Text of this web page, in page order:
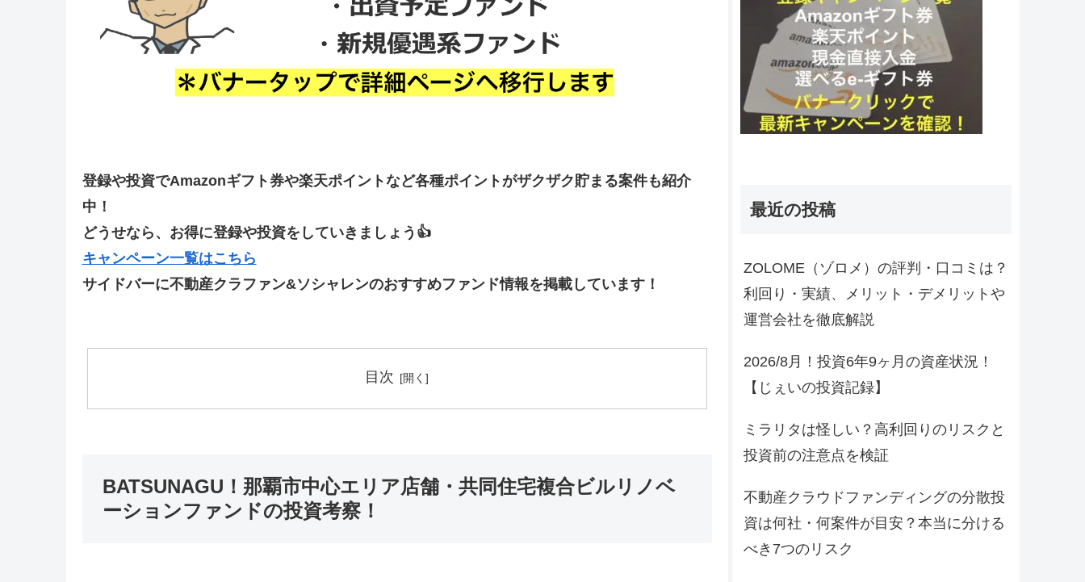
登録や投資でAmazonギフト券や楽天ポイントなど各種ポイントがザクザク貯まる案件も紹介
中！
どうせなら、お得に登録や投資をしていきましょう👍
キャンペーン一覧はこちら
サイドバーに不動産クラファン&ソシャレンのおすすめファンド情報を掲載しています！
目次
BATSUNAGU！那覇市中心エリア店舗・共同住宅複合ビルリノベ
ーションファンドの投資考察！
最近の投稿
ZOLOME（ゾロメ）の評判・口コミは？
利回り・実績、メリット・デメリットや
運営会社を徹底解説
2026/8月！投資6年9ヶ月の資産状況！
【じぇいの投資記録】
ミラリタは怪しい？高利回りのリスクと
投資前の注意点を検証
不動産クラウドファンディングの分散投
資は何社・何案件が目安？本当に分ける
べき7つのリスク